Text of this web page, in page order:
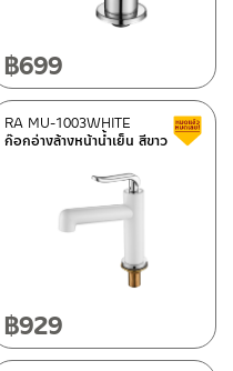
฿699
Clearance sale
ก๊อกอ่างล้างหน้าน้ำเย็น สีขาว
RA MU-1003WHITE
฿929